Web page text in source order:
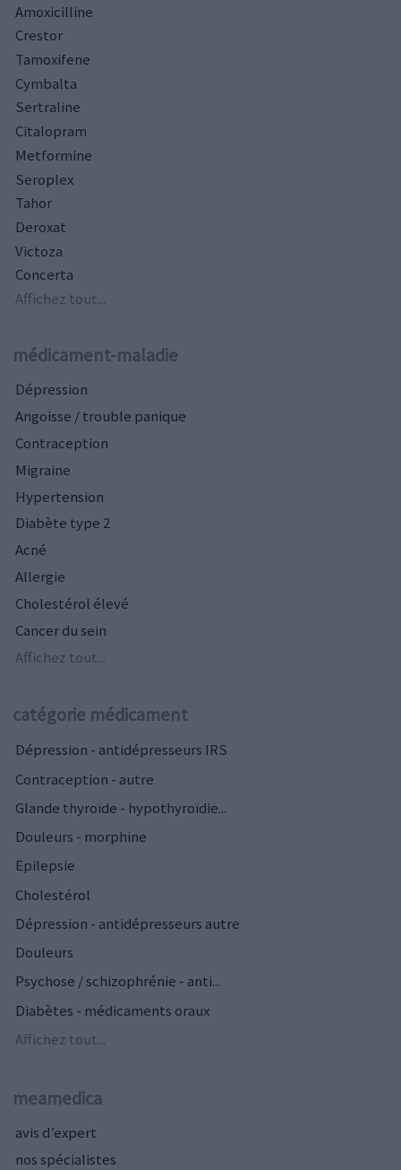
Amoxicilline
Crestor
Tamoxifene
Cymbalta
Sertraline
Citalopram
Metformine
Seroplex
Tahor
Deroxat
Victoza
Concerta
Affichez tout...
médicament-maladie
Dépression
Angoisse / trouble panique
Contraception
Migraine
Hypertension
Diabète type 2
Acné
Allergie
Cholestérol élevé
Cancer du sein
Affichez tout...
catégorie médicament
Dépression - antidépresseurs IRS
Contraception - autre
Glande thyroïde - hypothyroïdie...
Douleurs - morphine
Epilepsie
Cholestérol
Dépression - antidépresseurs autre
Douleurs
Psychose / schizophrénie - anti...
Diabètes - médicaments oraux
Affichez tout...
meamedica
avis d’expert
nos spécialistes